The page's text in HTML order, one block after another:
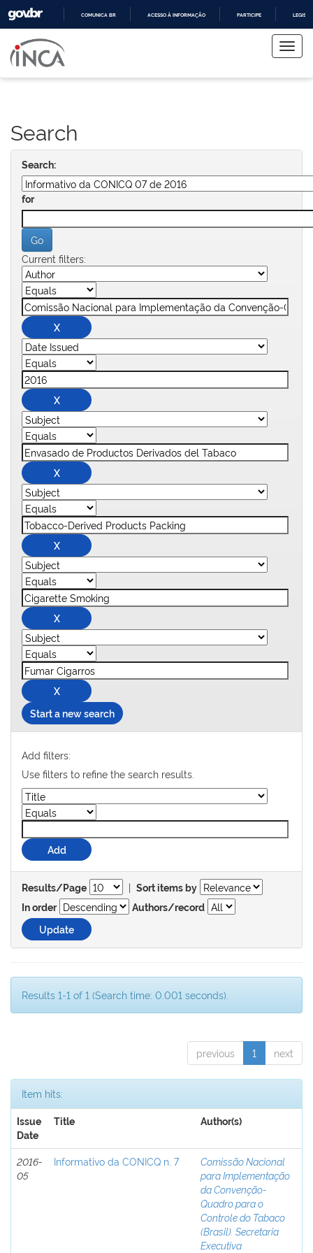
COMUNICA BR ACESSO À INFORMAÇÃO PARTICIPE
navigation
Search
Search:
for
Current filters:
Start a new search
Add filters:
Use filters to refine the search results.
Results/Page | Sort items by
In order
Authors/record
Results 1-1 of 1 (Search time: 0.001 seconds).
previous 1 next
Item hits:
Issue
Date
Title Author(s)
2016-
05
Informativo da CONICQ n. 7
Comissão Nacional
para Implementação
da Convenção-
Quadro para o
Controle do Tabaco
(Brasil). Secretaria
Executiva